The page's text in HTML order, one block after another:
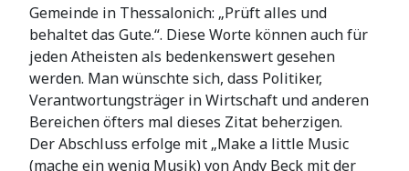
Gemeinde in Thessalonich: „Prüft alles und
behaltet das Gute.“. Diese Worte können auch für
jeden Atheisten als bedenkenswert gesehen
werden. Man wünschte sich, dass Politiker,
Verantwortungsträger in Wirtschaft und anderen
Bereichen öfters mal dieses Zitat beherzigen.
Der Abschluss erfolge mit „Make a little Music
(mache ein wenig Musik) von Andy Beck mit der